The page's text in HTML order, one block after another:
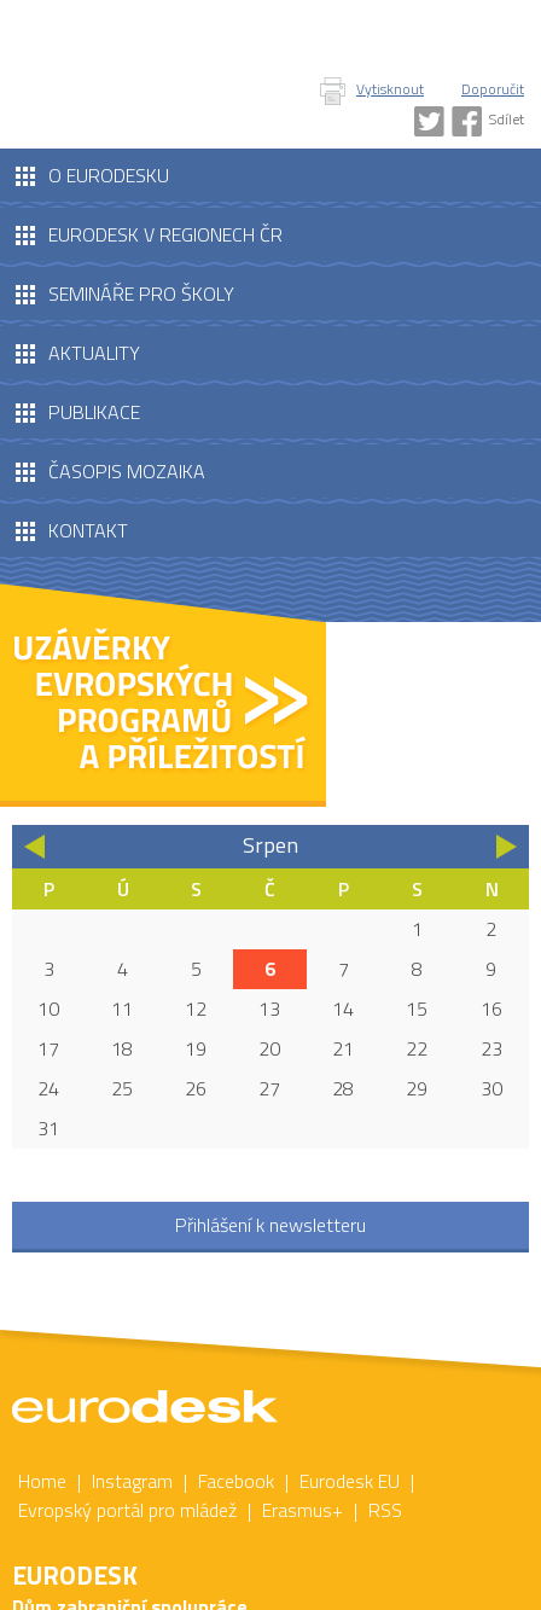
Vytisknout
Doporučit
Sdílet
O EURODESKU
EURODESK V REGIONECH ČR
SEMINÁŘE PRO ŠKOLY
AKTUALITY
PUBLIKACE
ČASOPIS MOZAIKA
KONTAKT
Srpen
«
P Ú S Č P S
N
1
2
3
4 5 6 7 8
9
10
11 12 13 14 15
16
17
18 19 20 21 22
23
24
25 26 27 28 29
30
31
Přihlášení k newsletteru
Home Instagram Facebook
Eurodesk EU
Evropský portál pro mládež
Erasmus+ RSS
EURODESK